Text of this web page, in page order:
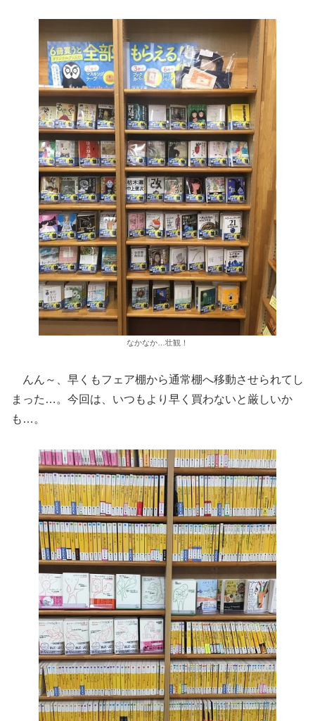
なかなか…壮観！
んん～、早くもフェア棚から通常棚へ移動させられてし
まった…。今回は、いつもより早く買わないと厳しいか
も…。